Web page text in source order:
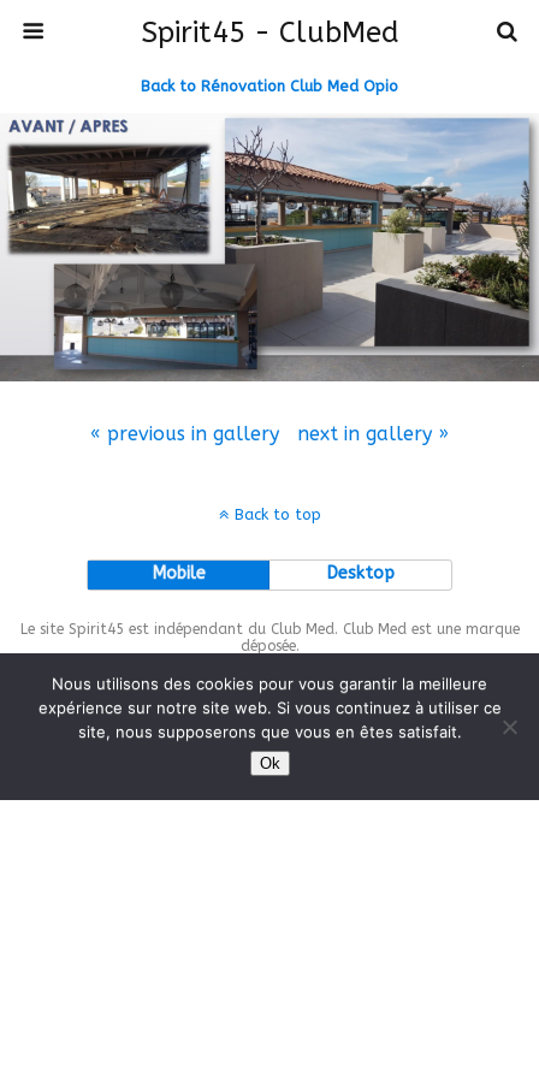
Spirit45 - ClubMed
Back to Rénovation Club Med Opio
« previous in gallery next in gallery »
Back to top
Mobile Desktop
Le site Spirit45 est indépendant du Club Med. Club Med est une marque
déposée.
This site is protected bywp-copyrightpro.com
Nous utilisons des cookies pour vous garantir la meilleure
expérience sur notre site web. Si vous continuez à utiliser ce
site, nous supposerons que vous en êtes satisfait.
Ok